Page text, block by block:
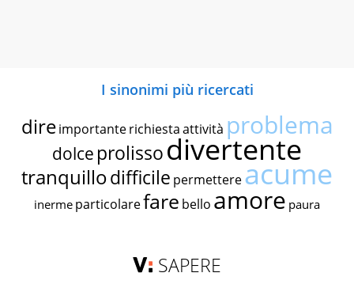
I sinonimi più ricercati
dire importante richiestaattività problema
dolce prolissodivertente
tranquillodifficile permettereacume
inerme particolarefare bello amore paura
SAPERE